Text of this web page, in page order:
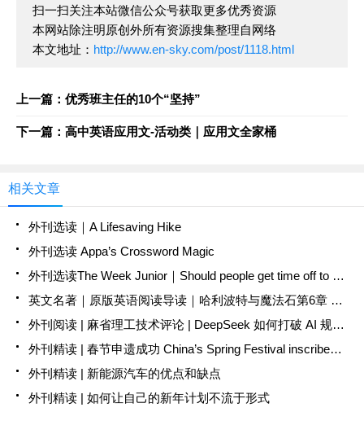
扫一扫关注本站微信公众号获取更多优秀资源
本网站除注明原创外所有资源搜集整理自网络
本文地址： http://www.en-sky.com/post/1118.html
上一篇：优秀班主任的10个“坚持”
下一篇：高中英语应用文-活动类｜应用文全家桶
相关文章
外刊选读｜A Lifesaving Hike
外刊选读 Appa’s Crossword Magic
外刊选读The Week Junior｜Should people get time off to care for pets?
英文名著｜原版英语阅读导读｜哈利波特与魔法石第6章 导读手册+音频
外刊阅读 | 麻省理工技术评论 | DeepSeek 如何打破 AI 规则？
外刊精读 | 春节申遗成功 China’s Spring Festival inscribed as UNESCO ICHH
外刊精读 | 新能源汽车的优点和缺点
外刊精读 | 如何让自己的新年计划不流于形式